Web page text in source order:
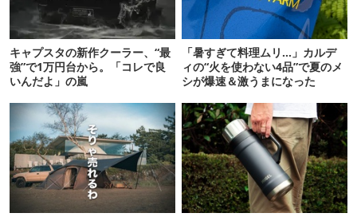
キャプスタの新作クーラー、“最
強”で1万円台から。「コレで良
いんだよ」の嵐
「暑すぎて料理ムリ…」カルデ
ィの“火を使わない4品”で夏のメ
シが爆速＆激うまになった